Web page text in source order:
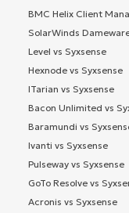
BMC Helix Client
SolarWinds
Level vs Syxsense
Hexnode vs Syxsense
ITarian vs Syxsense
Bacon Unlimited vs
Baramundi vs
Ivanti vs Syxsense
Pulseway vs Syxsense
GoTo Resolve vs
Acronis vs Syxsense